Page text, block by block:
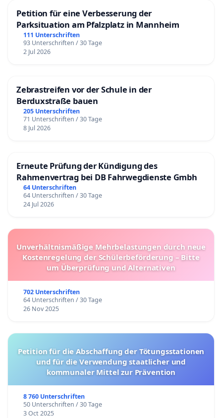
Petition für eine Verbesserung der
Parksituation am Pfalzplatz in Mannheim
111 Unterschriften
93 Unterschriften / 30 Tage
2 Jul 2026
Zebrastreifen vor der Schule in der
Berduxstraße bauen
205 Unterschriften
71 Unterschriften / 30 Tage
8 Jul 2026
Erneute Prüfung der Kündigung des
Rahmenvertrag bei DB Fahrwegdienste Gmbh
64 Unterschriften
64 Unterschriften / 30 Tage
24 Jul 2026
Unverhältnismäßige Mehrbelastungen durch neue
Kostenregelung der Schülerbeförderung – Bitte
um Überprüfung und Alternativen
702 Unterschriften
64 Unterschriften / 30 Tage
26 Nov 2025
Petition für die Abschaffung der Tötungsstationen
und für die Verwendung staatlicher und
kommunaler Mittel zur Prävention
8 760 Unterschriften
50 Unterschriften / 30 Tage
3 Oct 2025